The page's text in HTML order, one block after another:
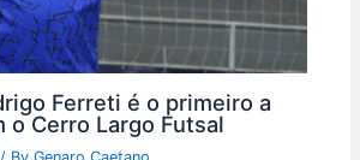
Ferreti é o primeiro a
o Cerro Largo Futsal